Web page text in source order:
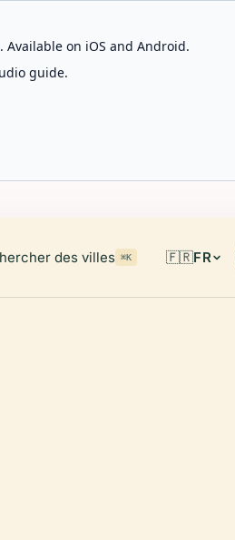
on iOS and Android.
guide.
des villes ⌘K 🇫🇷FR